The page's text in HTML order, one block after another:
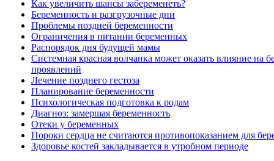
Как увеличить шансы забеременеть?
Беременность и разгрузочные дни
Проблемы поздней беременности
Ограничения в питании беременных
Распорядок дня будущей мамы
Системная красная волчанка может оказать влияние на
проявлений
Лечение позднего гестоза
Планирование беременности
Психологическая подготовка к родам
Диагноз: замершая беременность
Отеки у беременных
Пороки сердца не считаются противопоказанием для
Здоровье костей закладывается в утробном периоде